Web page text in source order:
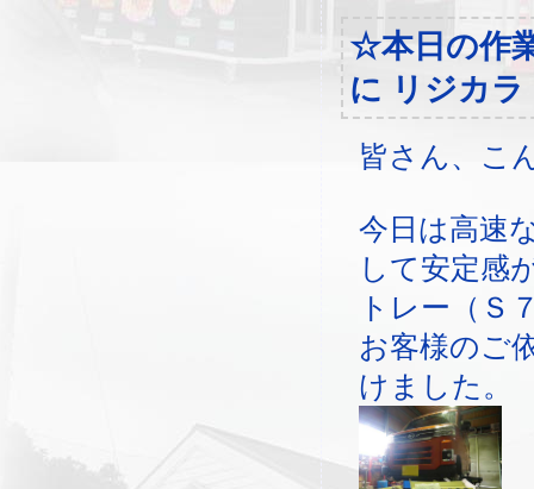
☆本日の作
に リジカラ
皆さん、こ
今日は高速
して安定感
トレー（Ｓ
お客様のご
けました。